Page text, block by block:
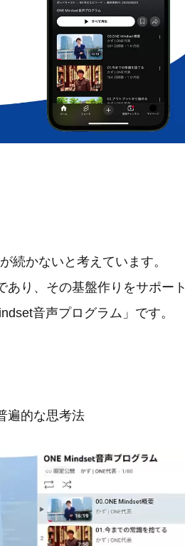
続かないと考えています。
り、その基盤作りをサポート
音声プログラム」です。
遍的な思考法